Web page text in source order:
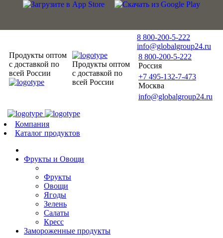
Продукты оптом
с доставкой по
всей России
Продукты оптом
с доставкой по
всей России
8 800-200-5-222
info@globalgroup24.ru
8 800-200-5-222
Россия
+7 495-132-7-473
Москва
info@globalgroup24.ru
Компания
Каталог продуктов
Фрукты и Овощи
Фрукты
Овощи
Ягоды
Зелень
Салаты
Кресс
Замороженные продукты